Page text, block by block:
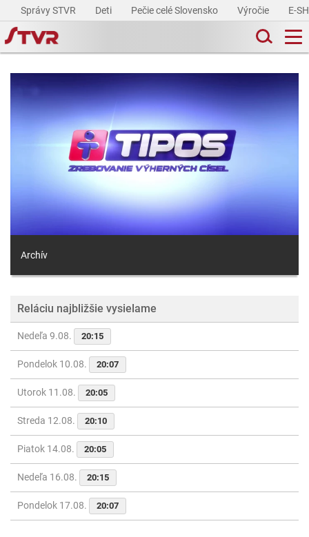
Správy STVR Deti Pečie celé Slovensko Výročie E-
Archív
Reláciu najbližšie vysielame
Nedeľa 9.08. 20:15
Pondelok 10.08. 20:07
Utorok 11.08. 20:05
Streda 12.08. 20:10
Piatok 14.08. 20:05
Nedeľa 16.08. 20:15
Pondelok 17.08. 20:07